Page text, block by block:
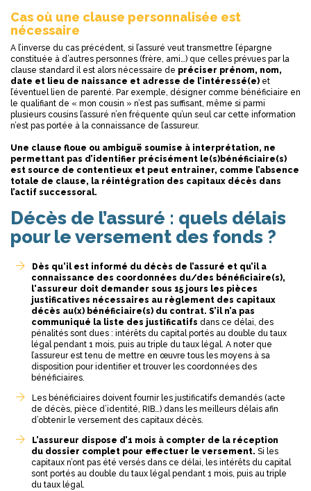
Cas où une clause personnalisée est
nécessaire
A l’inverse du cas précédent, si l’assuré veut transmettre l’épargne
constituée à d’autres personnes (frère, ami…) que celles prévues par la
clause standard il est alors nécessaire de préciser prénom, nom,
date et lieu de naissance et adresse de l’intéressé(e) et
l’éventuel lien de parenté. Par exemple, désigner comme bénéficiaire en
le qualifiant de « mon cousin » n’est pas suffisant, même si parmi
plusieurs cousins l’assuré n’en fréquente qu’un seul car cette information
n’est pas portée à la connaissance de l’assureur.
Une clause floue ou ambiguë soumise à interprétation, ne
permettant pas d’identifier précisément le(s)bénéficiaire(s)
est source de contentieux et peut entrainer, comme l’absence
totale de clause, la réintégration des capitaux décès dans
l’actif successoral.
Décès de l’assuré : quels délais
pour le versement des fonds ?
Dès qu'il est informé du décès de l’assuré et qu’il a
connaissance des coordonnées du/des bénéficiaire(s),
l'assureur doit demander sous 15 jours les pièces
justificatives nécessaires au règlement des capitaux
décès au(x) bénéficiaire(s) du contrat. S’il n’a pas
communiqué la liste des justificatifs dans ce délai, des
pénalités sont dues : intérêts du capital portés au double du taux
légal pendant 1 mois, puis au triple du taux légal. A noter que
l’assureur est tenu de mettre en œuvre tous les moyens à sa
disposition pour identifier et trouver les coordonnées des
bénéficiaires.
Les bénéficiaires doivent fournir les justificatifs demandés (acte
de décès, pièce d’identité, RIB…) dans les meilleurs délais afin
d’obtenir le versement des capitaux décès.
L’assureur dispose d’1 mois à compter de la réception
du dossier complet pour effectuer le versement. Si les
capitaux n’ont pas été versés dans ce délai, les intérêts du capital
sont portés au double du taux légal pendant 1 mois, puis au triple
du taux légal.